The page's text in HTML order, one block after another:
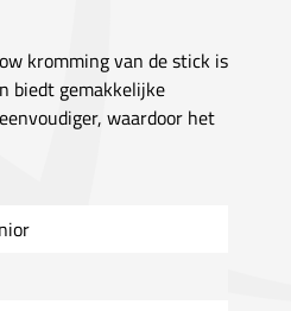
kromming van de stick is
biedt gemakkelijke
waardoor het